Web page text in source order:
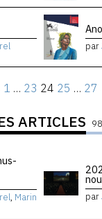
par
1 … 23 24 25 … 27
ARTICLES
, Marin par